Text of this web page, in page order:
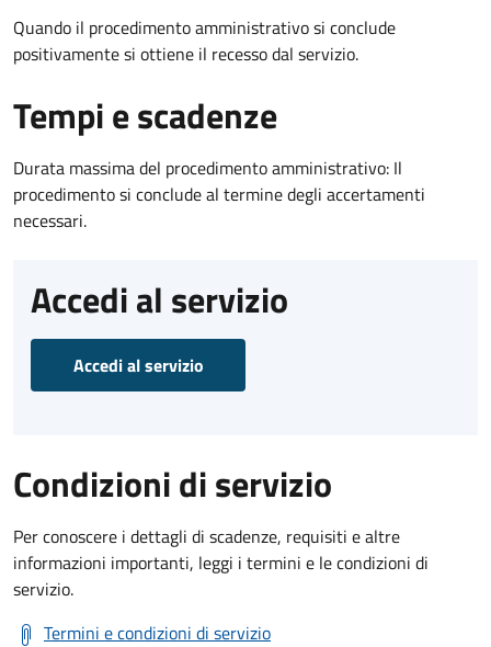
Quando il procedimento amministrativo si conclude
positivamente si ottiene il recesso dal servizio.
Tempi e scadenze
Durata massima del procedimento amministrativo: Il
procedimento si conclude al termine degli accertamenti
necessari.
Accedi al servizio
Accedi al servizio
Condizioni di servizio
Per conoscere i dettagli di scadenze, requisiti e altre
informazioni importanti, leggi i termini e le condizioni di
servizio.
Termini e condizioni di servizio